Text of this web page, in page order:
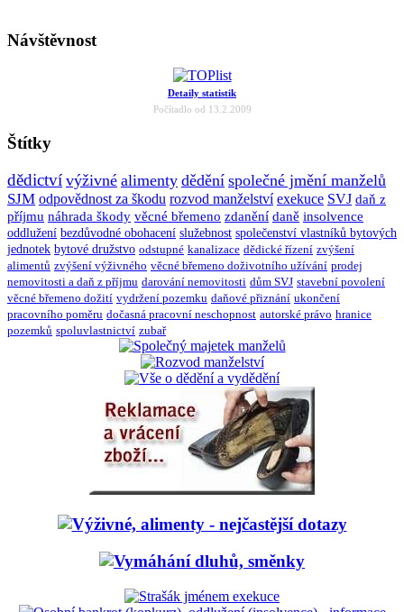
Návštěvnost
Detaily statistik
Počítadlo od 13.2.2009
Štítky
dědictví výživné alimenty dědění společné jmění manželů
SJM odpovědnost za škodu rozvod manželství exekuce SVJ daň z
příjmu náhrada škody věcné břemeno zdanění daně insolvence
oddlužení bezdůvodné obohacení služebnost společenství vlastníků bytových
jednotek bytové družstvo odstupné kanalizace dědické řízení zvýšení
alimentů zvýšení výživného věcné břemeno doživotního užívání prodej
nemovitosti a daň z příjmu darování nemovitosti dům SVJ stavební povolení
věcné břemeno dožití vydržení pozemku daňové přiznání ukončení
pracovního poměru dočasná pracovní neschopnost autorské právo hranice
pozemků spoluvlastnictví zubař